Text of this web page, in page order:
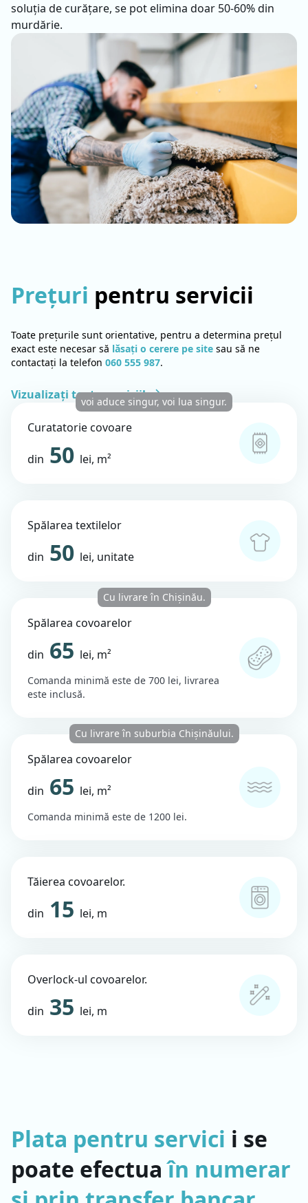
soluția de curățare, se pot elimina doar 50-60% din
murdărie.
Prețuri pentru servicii
Toate prețurile sunt orientative, pentru a determina prețul
exact este necesar să lăsați o cerere pe site sau să ne
contactați la telefon 060 555 987.
Vizualizați toate serviciile.
voi aduce singur, voi lua singur.
Сuratatorie covoare
din 50 lei, m²
Spălarea textilelor
din 50 lei, unitate
Cu livrare în Chișinău.
Spălarea covoarelor
din 65 lei, m²
Comanda minimă este de 700 lei, livrarea
este inclusă.
Cu livrare în suburbia Chișinăului.
Spălarea covoarelor
din 65 lei, m²
Comanda minimă este de 1200 lei.
Tăierea covoarelor.
din 15 lei, m
Overlock-ul covoarelor.
din 35 lei, m
Plata pentru servici i se
poate efectuaîn numerar